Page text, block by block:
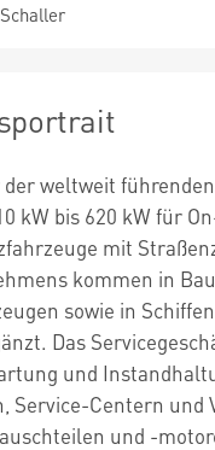
Schaller
der weltweit
kW bis 620 kW für
mit
kommen in
sowie in
Das
und
Service-Centern
und -